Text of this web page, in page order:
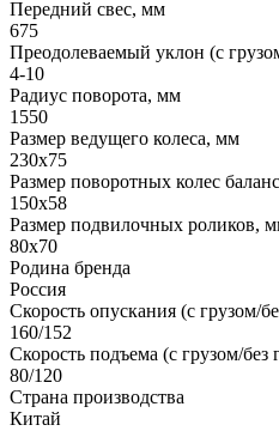
Передний свес, мм
675
Преодолеваемый уклон (с
4-10
Радиус поворота, мм
1550
Размер ведущего колеса, мм
230х75
Размер поворотных колес
150х58
Размер подвилочных роликов,
80x70
Родина бренда
Россия
Скорость опускания (с грузом/
160/152
Скорость подъема (с грузом/без
80/120
Страна производства
Китай